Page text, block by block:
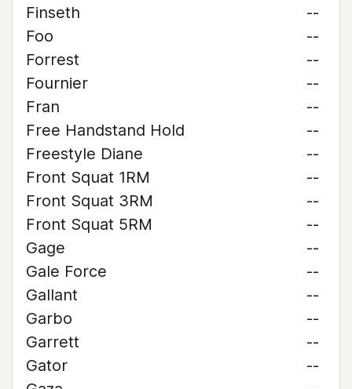
Finseth
--
Foo
--
Forrest
--
Fournier
--
Fran
--
Free Handstand Hold
--
Freestyle Diane
--
Front Squat 1RM
--
Front Squat 3RM
--
Front Squat 5RM
--
Gage
--
Gale Force
--
Gallant
--
Garbo
--
Garrett
--
Gator
--